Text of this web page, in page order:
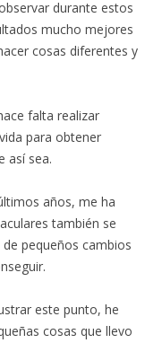
durante estos
mucho mejores
cosas diferentes y
falta realizar
para obtener
así sea.
años, me ha
también se
pequeños cambios
este punto, he
cosas que llevo